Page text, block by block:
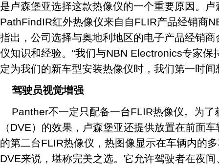
是卢森堡亚选择这款热像仪的一个重要原因。
PathFindIR红外热像仪来自自FLIR产品经销商
指出，公司选择与奥地利地区的电子产品经销
仪知识和经验。“我们与NBN Electronics专家保
定为我们的新车型安装热像仪时，我们第一时间
驾驶员视觉增强
Panther不一定只配备一台FLIR热像仪。为了
（DVE）的效果，卢森堡亚还提供放置在前面
的第二台FLIR热像仪，热图像显示在车辆内的
DVE来说，堪称完美之选。它允许驾驶者在夜